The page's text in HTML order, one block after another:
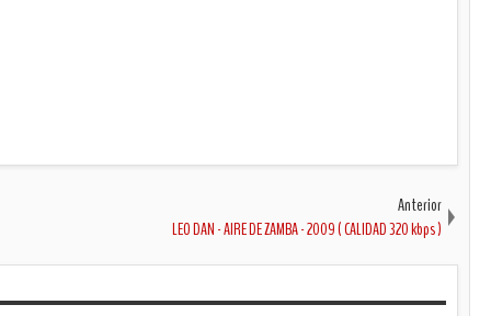
Anterior
LEO DAN - AIRE DE ZAMBA - 2009 ( CALIDAD 320 kbps )